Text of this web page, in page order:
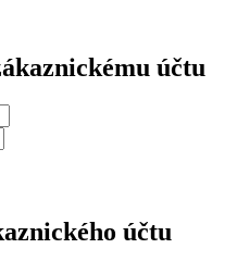
účtu
účtu